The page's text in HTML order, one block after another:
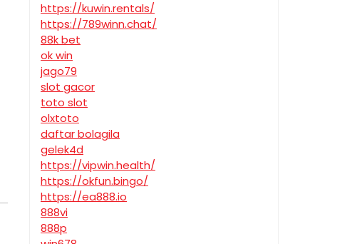
https://kuwin.rentals/
https://789winn.chat/
88k bet
ok win
jago79
slot gacor
toto slot
olxtoto
daftar bolagila
gelek4d
https://vipwin.health/
https://okfun.bingo/
https://ea888.io
888vi
888p